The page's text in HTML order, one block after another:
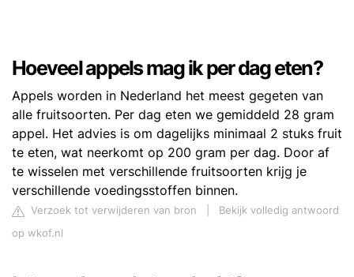
Hoeveel appels mag ik per dag eten?
Appels worden in Nederland het meest gegeten van
alle fruitsoorten. Per dag eten we gemiddeld 28 gram
appel. Het advies is om dagelijks minimaal 2 stuks fruit
te eten, wat neerkomt op 200 gram per dag. Door af
te wisselen met verschillende fruitsoorten krijg je
verschillende voedingsstoffen binnen.
Verzoek tot verwijderen van bron
Bekijk volledig antwoord
op wkof.nl